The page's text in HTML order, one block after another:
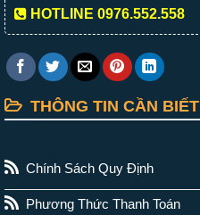
HOTLINE 0976.552.558
THÔNG TIN CẦN BIẾT
Chính Sách Quy Định
Phương Thức Thanh Toán